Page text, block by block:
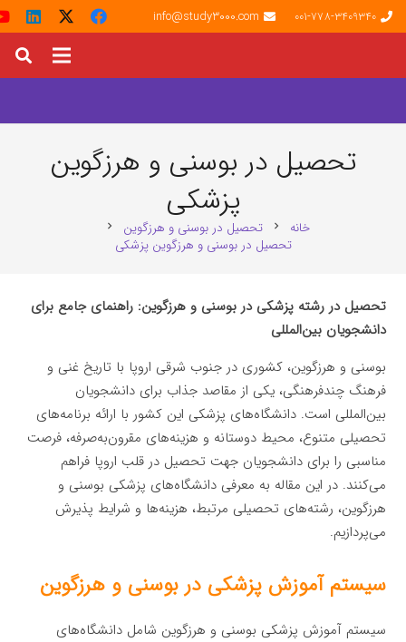
001-778-3409340
info@study3000.com
تحصیل در بوسنی و هرزگوین
پزشکی
خانه chevron_right تحصیل در بوسنی و هرزگوین chevron_right
تحصیل در بوسنی و هرزگوین پزشکی
تحصیل در رشته پزشکی در بوسنی و هرزگوین: راهنمای جامع برای
دانشجویان بین‌المللی
بوسنی و هرزگوین، کشوری در جنوب شرقی اروپا با تاریخ غنی و
فرهنگ چندفرهنگی، یکی از مقاصد جذاب برای دانشجویان
بین‌المللی است. دانشگاه‌های پزشکی این کشور با ارائه برنامه‌های
تحصیلی متنوع، محیط دوستانه و هزینه‌های مقرون‌به‌صرفه، فرصت
مناسبی را برای دانشجویان جهت تحصیل در قلب اروپا فراهم
می‌کنند. در این مقاله به معرفی دانشگاه‌های پزشکی بوسنی و
هرزگوین، رشته‌های تحصیلی مرتبط، هزینه‌ها و شرایط پذیرش
می‌پردازیم.
سیستم آموزش پزشکی در بوسنی و هرزگوین
سیستم آموزش پزشکی بوسنی و هرزگوین شامل دانشگاه‌های